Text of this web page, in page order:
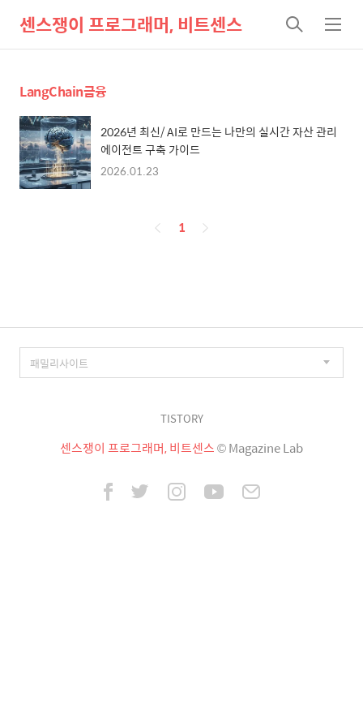
센스쟁이 프로그래머, 비트센스
검
색
메
뉴
LangChain금융
2026년 최신/ AI로 만드는 나만의 실시간 자산 관리
에이전트 구축 가이드
2026.01.23
페
1
TISTORY
센스쟁이 프로그래머, 비트센스© Magazine Lab